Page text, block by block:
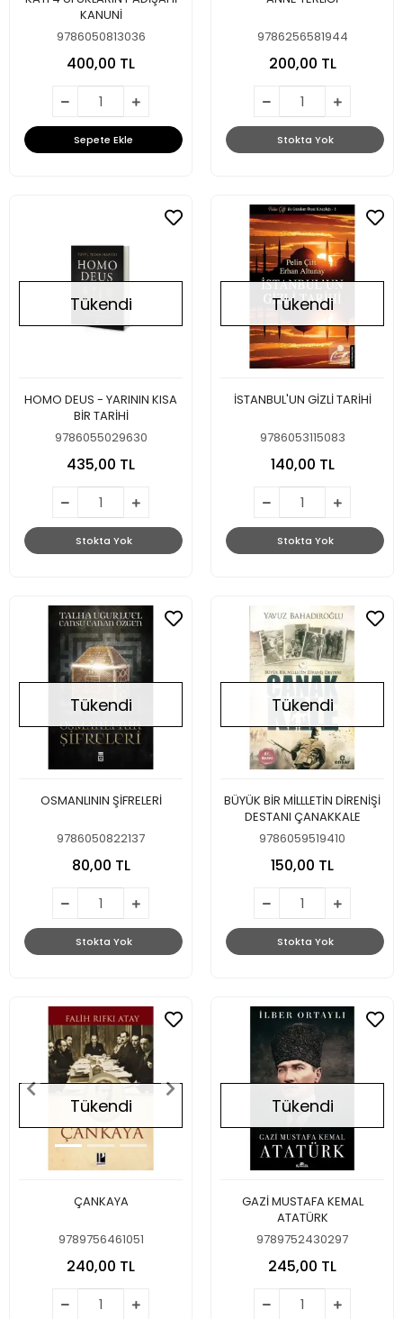
KANUNİ
9786050813036
400,00 TL
Sepete Ekle
9786256581944
200,00 TL
Stokta Yok
Tükendi
HOMO DEUS - YARININ KISA
BİR TARİHİ
9786055029630
435,00 TL
Stokta Yok
Tükendi
İSTANBUL'UN GİZLİ TARİHİ
9786053115083
140,00 TL
Stokta Yok
Tükendi
OSMANLININ ŞİFRELERİ
9786050822137
80,00 TL
Stokta Yok
Tükendi
BÜYÜK BİR MİLLLETİN DİRENİŞİ
DESTANI ÇANAKKALE
9786059519410
150,00 TL
Stokta Yok
Tükendi
ÇANKAYA
9789756461051
240,00 TL
Tükendi
GAZİ MUSTAFA KEMAL
ATATÜRK
9789752430297
245,00 TL